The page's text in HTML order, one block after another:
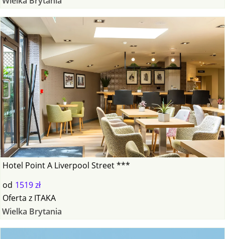
Hotel Point A Liverpool Street ***
od 1519 zł
Oferta z ITAKA
Wielka Brytania